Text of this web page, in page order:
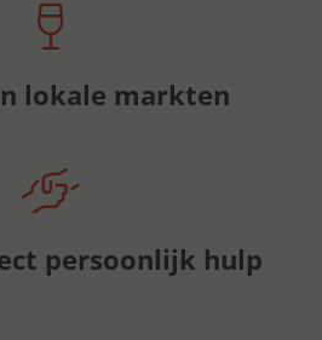
lokale markten
persoonlijk hulp